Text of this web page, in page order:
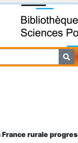
rurale